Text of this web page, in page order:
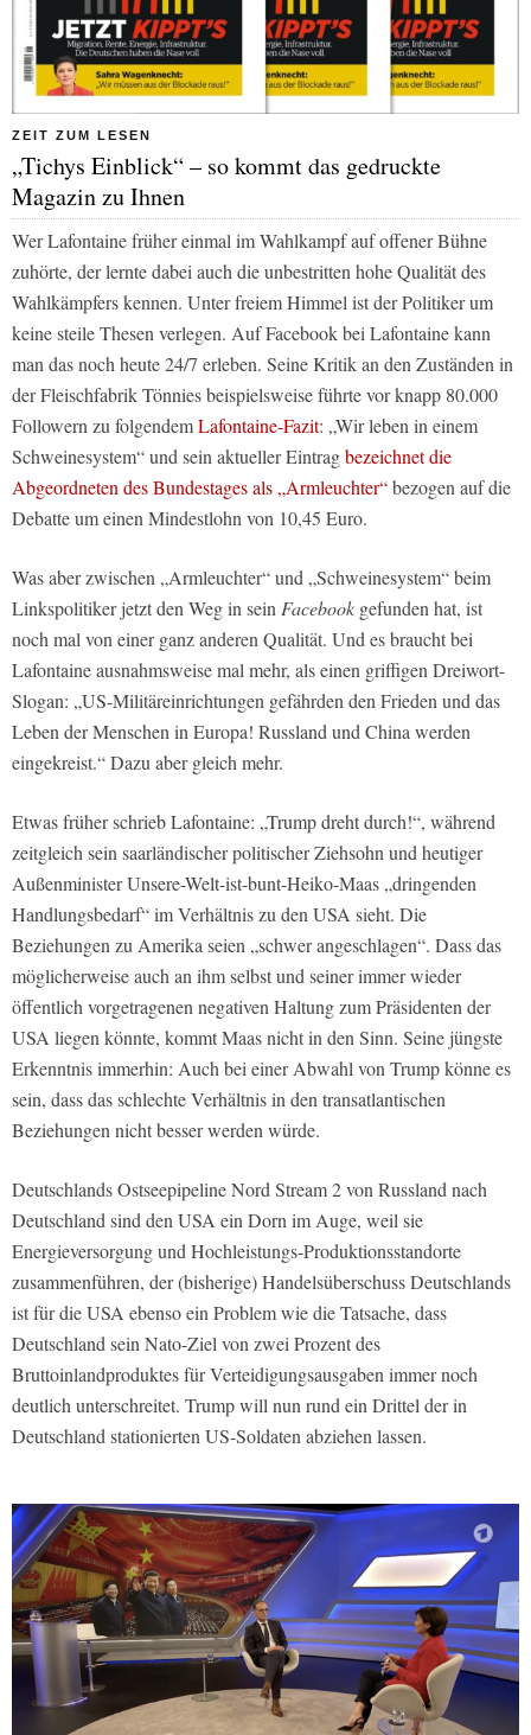
ZEIT ZUM LESEN
„Tichys Einblick“ – so kommt das gedruckte
Magazin zu Ihnen
Wer Lafontaine früher einmal im Wahlkampf auf offener Bühne
zuhörte, der lernte dabei auch die unbestritten hohe Qualität des
Wahlkämpfers kennen. Unter freiem Himmel ist der Politiker um
keine steile Thesen verlegen. AufFacebookbei Lafontaine kann
man das noch heute 24/7 erleben. Seine Kritik an den Zuständen in
der Fleischfabrik Tönnies beispielsweise führte vor knapp 80.000
Followern zu folgendemLafontaine-Fazit: „Wir leben in einem
Schweinesystem“ und sein aktueller Eintragbezeichnet die
Abgeordneten des Bundestages als „Armleuchter“bezogen auf die
Debatte um einen Mindestlohn von 10,45 Euro.
Was aber zwischen „Armleuchter“ und „Schweinesystem“ beim
Linkspolitiker jetzt den Weg in sein Facebook gefunden hat, ist
noch mal von einer ganz anderen Qualität. Und es braucht bei
Lafontaine ausnahmsweise mal mehr, als einen griffigen Dreiwort-
Slogan: „US-Militäreinrichtungen gefährden den Frieden und das
Leben der Menschen in Europa! Russland und China werden
eingekreist.“ Dazu aber gleich mehr.
Etwas früher schrieb Lafontaine: „Trump dreht durch!“, während
zeitgleich sein saarländischer politischer Ziehsohn und heutiger
Außenminister Unsere-Welt-ist-bunt-Heiko-Maas „dringenden
Handlungsbedarf“ im Verhältnis zu den USA sieht. Die
Beziehungen zu Amerika seien „schwer angeschlagen“. Dass das
möglicherweise auch an ihm selbst und seiner immer wieder
öffentlich vorgetragenen negativen Haltung zum Präsidenten der
USA liegen könnte, kommt Maas nicht in den Sinn. Seine jüngste
Erkenntnis immerhin: Auch bei einer Abwahl von Trump könne es
sein, dass das schlechte Verhältnis in den transatlantischen
Beziehungen nicht besser werden würde.
Deutschlands Ostseepipeline Nord Stream 2 von Russland nach
Deutschland sind den USA ein Dorn im Auge, weil sie
Energieversorgung und Hochleistungs-Produktionsstandorte
zusammenführen, der (bisherige) Handelsüberschuss Deutschlands
ist für die USA ebenso ein Problem wie die Tatsache, dass
Deutschland sein Nato-Ziel von zwei Prozent des
Bruttoinlandproduktes für Verteidigungsausgaben immer noch
deutlich unterschreitet. Trump will nun rund ein Drittel der in
Deutschland stationierten US-Soldaten abziehen lassen.